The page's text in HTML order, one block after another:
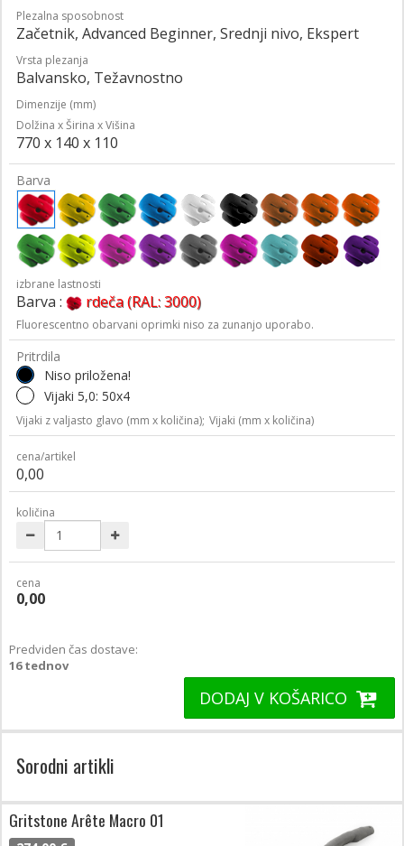
Plezalna sposobnost
Začetnik, Advanced Beginner, Srednji nivo, Ekspert
Vrsta plezanja
Balvansko, Težavnostno
Dimenzije (mm)
Dolžina x Širina x Višina
770 x 140 x 110
Barva
izbrane lastnosti
Barva : rdeča (RAL: 3000)
Fluorescentno obarvani oprimki niso za zunanjo uporabo.
Pritrdila
Niso priložena!
Vijaki 5,0: 50x4
Vijaki z valjasto glavo (mm x količina); Vijaki (mm x količina)
cena/artikel
0,00
količina
cena
0,00
Predviden čas dostave:
16 tednov
DODAJ V KOŠARICO
Sorodni artikli
Gritstone Arête Macro 01